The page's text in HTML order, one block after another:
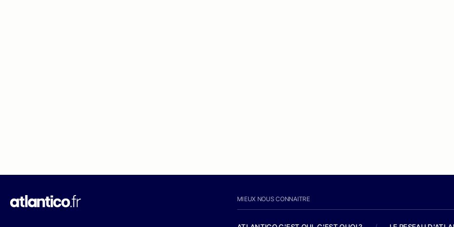
MIEUX NOUS CONNAITRE